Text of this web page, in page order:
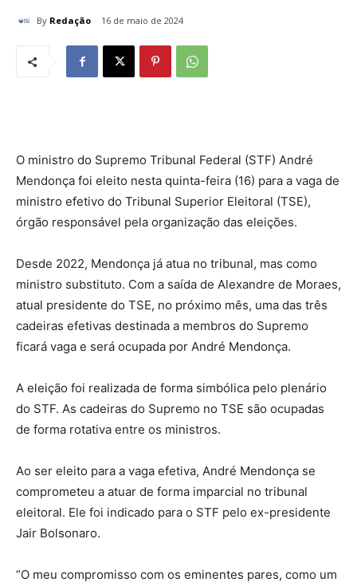
By Redação 16 de maio de 2024
O ministro do Supremo Tribunal Federal (STF) André
Mendonça foi eleito nesta quinta-feira (16) para a vaga de
ministro efetivo do Tribunal Superior Eleitoral (TSE),
órgão responsável pela organização das eleições.
Desde 2022, Mendonça já atua no tribunal, mas como
ministro substituto. Com a saída de Alexandre de Moraes,
atual presidente do TSE, no próximo mês, uma das três
cadeiras efetivas destinada a membros do Supremo
ficará vaga e será ocupada por André Mendonça.
A eleição foi realizada de forma simbólica pelo plenário
do STF. As cadeiras do Supremo no TSE são ocupadas
de forma rotativa entre os ministros.
Ao ser eleito para a vaga efetiva, André Mendonça se
comprometeu a atuar de forma imparcial no tribunal
eleitoral. Ele foi indicado para o STF pelo ex-presidente
Jair Bolsonaro.
“O meu compromisso com os eminentes pares, como um